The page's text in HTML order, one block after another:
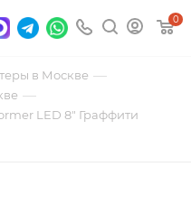
0
в Москве —
—
LED 8" Граффити